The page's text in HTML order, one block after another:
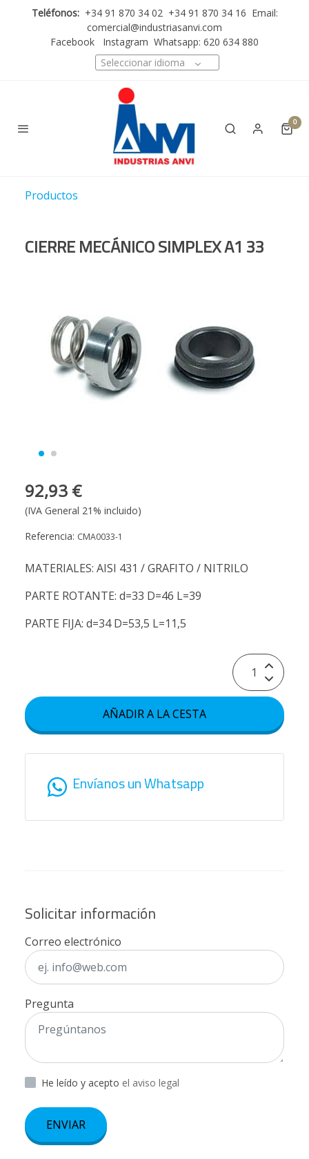
Teléfonos: +34 91 870 34 02 +34 91 870 34 16 Email:
comercial@industriasanvi.com
Facebook
Instagram Whatsapp: 620 634 880
Seleccionar idioma
0
Productos
CIERRE MECÁNICO SIMPLEX A1 33
92,93 €
(IVA General 21% incluido)
Referencia: CMA0033-1
MATERIALES: AISI 431 / GRAFITO / NITRILO
PARTE ROTANTE: d=33 D=46 L=39
PARTE FIJA: d=34 D=53,5 L=11,5
AÑADIR A LA CESTA
Envíanos un Whatsapp
Solicitar información
Correo electrónico
Pregunta
He leído y acepto el aviso legal
ENVIAR